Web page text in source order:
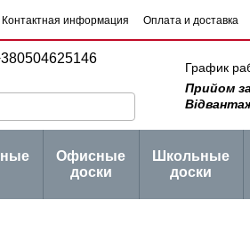
Контактная информация Оплата и доставка
График
Прийом
Офисные
доски
Школьные
доски